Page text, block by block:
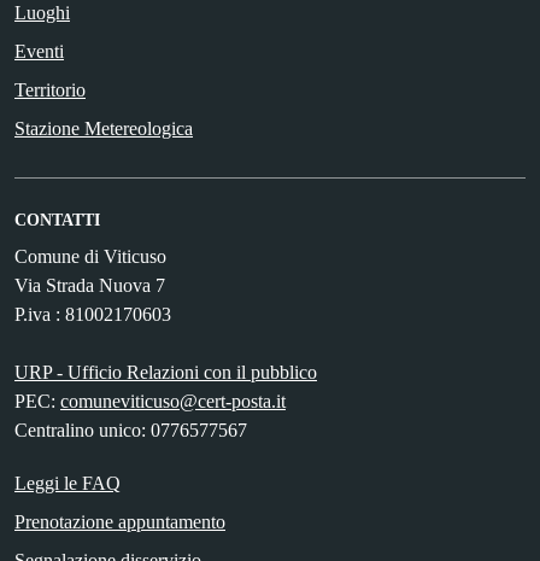
Luoghi
Eventi
Territorio
Stazione Metereologica
CONTATTI
Comune di Viticuso
Via Strada Nuova 7
P.iva : 81002170603
URP - Ufficio Relazioni con il pubblico
PEC: comuneviticuso@cert-posta.it
Centralino unico: 0776577567
Leggi le FAQ
Prenotazione appuntamento